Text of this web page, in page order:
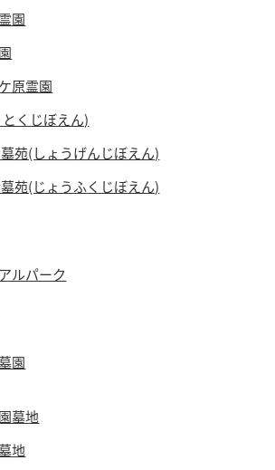
園
原霊園
くじぼえん)
苑(しょうげんじぼえん)
苑(じょうふくじぼえん)
ルパーク
園
墓地
地